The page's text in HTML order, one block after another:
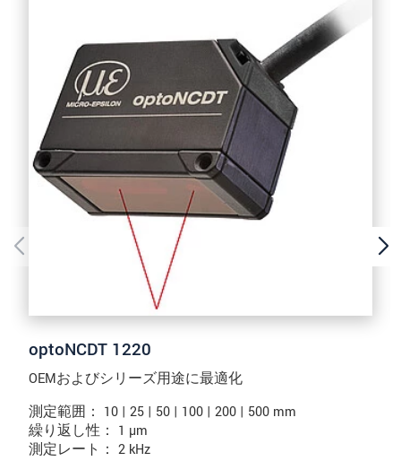
optoNCDT 1220
OEMおよびシリーズ用途に最適化
測定範囲： 10 | 25 | 50 | 100 | 200 | 500 mm
繰り返し性： 1 µm
測定レート： 2 kHz